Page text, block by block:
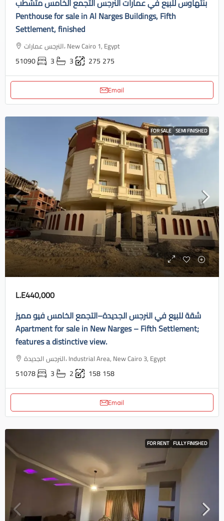
بنتهاوس للبيع في عمارات النرجس التجمع الخامس متشطب
Penthouse for sale in Al Narges Buildings, Fifth
Settlement, finished
النرجس عمارات، New Cairo 1, Egypt
51090 3 3 275 275
Email
FOR SALE SEMI FINISHED
L.E440,000
شقة للبيع في النرجس الجديدة–التجمع الخامس فيو مميز
Apartment for sale in New Narges – Fifth Settlement;
features a distinctive view.
النرجس الجديدة، Industrial Area, New Cairo 3, Egypt
51078 3 2 158158
Email
FOR RENT FULLY FINISHED